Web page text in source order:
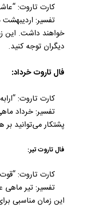
کارت تاروت:
تفسیر: اردیبهشت
خواهند داشت. این
دیگران توجه کنید.
فال تاروت خرداد:
کارت تاروت:
تفسیر: خرداد
پشتکار می‌توانید
فال تاروت تیر:
کارت تاروت:
تفسیر: تیر ماهی
این زمان مناسبی